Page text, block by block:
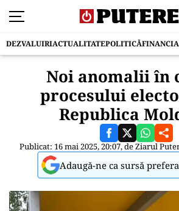
DEZVALUIRIACTUALITATEPOLITICĂ
Noi anomalii în
procesului
Republica
Publicat: 16 mai 2025, 20:07, deZiarul
Adaugă-ne ca sursă